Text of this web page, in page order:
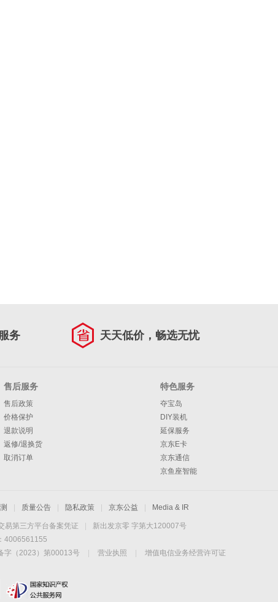
务 天天低价，畅选无忧
售后服务
售后政策
价格保护
退款说明
返修/退换货
取消订单
特色服务
夺宝岛
DIY装机
延保服务
京东E卡
京东通信
京鱼座智能
质量公告 隐私政策 京东公益 Media & IR
易第三方平台备案凭证
新出发京零 字第大120007号
4006561155
字（2023）第00013号 营业执照
增值电信业务经营许可证